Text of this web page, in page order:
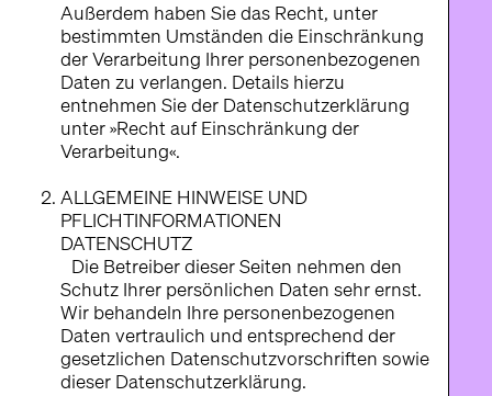
Außerdem haben Sie das Recht, unter
bestimmten Umständen die Einschränkung
der Verarbeitung Ihrer personenbezogenen
Daten zu verlangen. Details hierzu
entnehmen Sie der Datenschutzerklärung
unter »Recht auf Einschränkung der
Verarbeitung«.
ALLGEMEINE HINWEISE UND
PFLICHTINFORMATIONEN
DATENSCHUTZ
Die Betreiber dieser Seiten nehmen den
Schutz Ihrer persönlichen Daten sehr ernst.
Wir behandeln Ihre personenbezogenen
Daten vertraulich und entsprechend der
gesetzlichen Datenschutzvorschriften sowie
dieser Datenschutzerklärung.